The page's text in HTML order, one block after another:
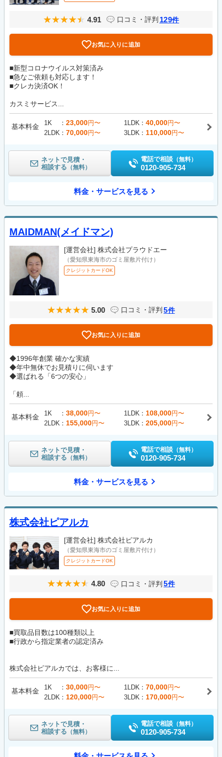
4.91 口コミ・評判 129件
お気に入りに追加
■新型コロナウイルス対策済み
■急なご依頼も対応します！
■クレカ決済OK！
カスミサービス...
基本料金 1K 23,000円〜 1LDK 40,000円〜
2LDK
70,000円〜 3LDK 110,000円〜
ネットで見積・
相談する （無料）
電話で相談 （無料）
0120-905-734
料金・サービスを見る
MAIDMAN(メイドマン)
[運営会社] 株式会社プラウドエー
（愛知県東海市のゴミ屋敷片付け）
クレジットカードOK
5.00 口コミ・評判 5件
お気に入りに追加
◆1996年創業 確かな実績
◆年中無休でお見積りに伺います
◆選ばれる「6つの安心」
「頼...
基本料金 1K 38,000円〜 1LDK 108,000円〜
2LDK
155,000円〜 3LDK 205,000円〜
ネットで見積・
相談する （無料）
電話で相談 （無料）
0120-905-734
料金・サービスを見る
株式会社ピアルカ
[運営会社] 株式会社ピアルカ
（愛知県東海市のゴミ屋敷片付け）
クレジットカードOK
4.80 口コミ・評判 5件
お気に入りに追加
■買取品目数は100種類以上
■行政から指定業者の認定済み
株式会社ピアルカでは、お客様に...
基本料金 1K 30,000円〜 1LDK 70,000円〜
2LDK
120,000円〜 3LDK 170,000円〜
ネットで見積・
相談する （無料）
電話で相談 （無料）
0120-905-734